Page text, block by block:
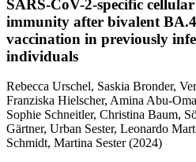
SARS-CoV-2-specific
immunity after bivalent
vaccination in previously
individuals
Rebecca Urschel, Saskia Bronder,
Franziska Hielscher, Amina Abu-
Sophie Schneitler, Christina Baum,
Gärtner, Urban Sester, Leonardo
Schmidt, Martina Sester (2024)